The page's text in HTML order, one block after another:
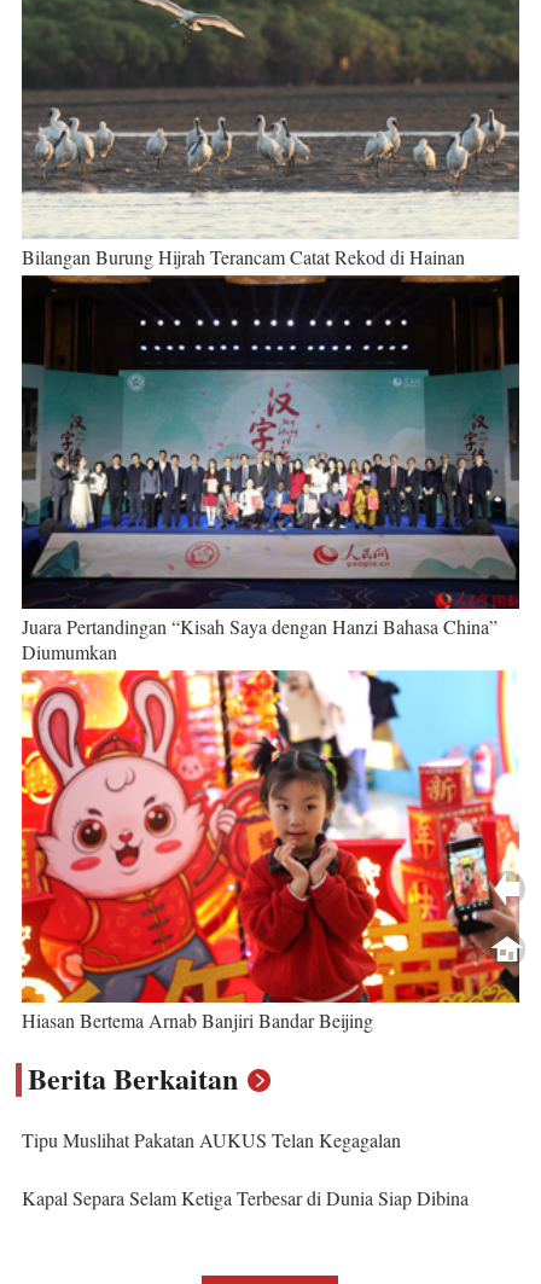
Bilangan Burung Hijrah Terancam Catat Rekod di Hainan
Juara Pertandingan “Kisah Saya dengan Hanzi Bahasa China”
Diumumkan
Hiasan Bertema Arnab Banjiri Bandar Beijing
Berita Berkaitan
Tipu Muslihat Pakatan AUKUS Telan Kegagalan
Kapal Separa Selam Ketiga Terbesar di Dunia Siap Dibina